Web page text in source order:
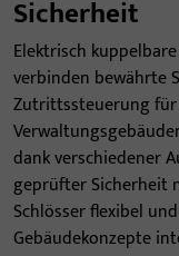
Sicherheit
Elektrisch
verbinden bewährte
Zutrittssteuerung für
dank verschiedener
geprüfter Sicherheit
Schlösser flexibel
Gebäudekonzepte